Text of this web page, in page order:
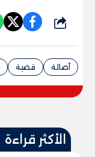
شارك
أصالة قضية
الأكثر قراءة